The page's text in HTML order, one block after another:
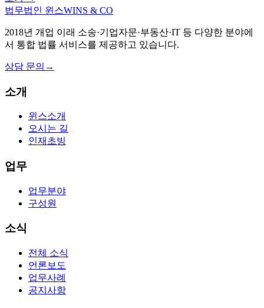
법무법인 윈스WINS & CO
2018년 개업 이래 소송·기업자문·부동산·IT 등 다양한 분야에
서 통합 법률 서비스를 제공하고 있습니다.
상담 문의 →
소개
윈스소개
오시는 길
인재초빙
업무
업무분야
구성원
소식
전체 소식
언론보도
업무사례
공지사항